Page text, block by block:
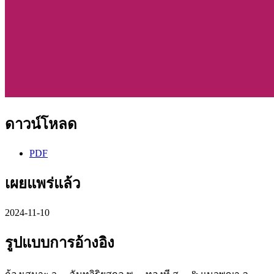
ดาวน์โหลด
PDF
เผยแพร่แล้ว
2024-11-10
รูปแบบการอ้างอิง